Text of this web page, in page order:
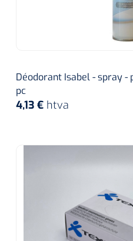
Déodorant Isabel - spray -
pc
4,13 € htva